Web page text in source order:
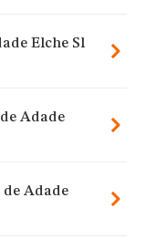
Elche Sl
Adade
de Adade